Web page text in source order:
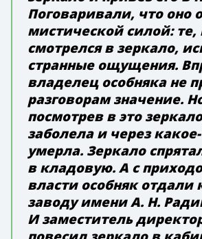
Поговаривали, что оно
мистической силой: те,
смотрелся в зеркало,
странные ощущения.
владелец особняка не
разговорам значение.
посмотрев в это
заболела и через
умерла. Зеркало
в кладовую. А с
власти особняк
заводу имениА. Н.
И заместитель